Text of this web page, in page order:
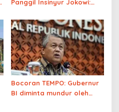
Panggil Insinyur Jokowi:
Memperkuat Keaslian
Ijazahnya,
Naudzubillahimindzalik
Bocoran TEMPO: Gubernur
BI diminta mundur oleh